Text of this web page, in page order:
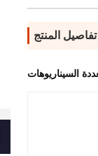
تفاصيل المنتج
السيناريوهات